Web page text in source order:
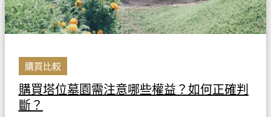
購買比較
購買塔位墓園需注意哪些權益？如何正確判
斷？
哪
些
權
如
何
正
確